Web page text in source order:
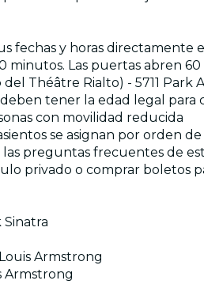
fechas y horas
minutos. Las puertas abren
del Théâtre Rialto) - 5711
tener la edad legal
con movilidad reducida
se asignan por orden
las preguntas frecuentes de
privado o comprar boletos
Sinatra
Armstrong
Armstrong